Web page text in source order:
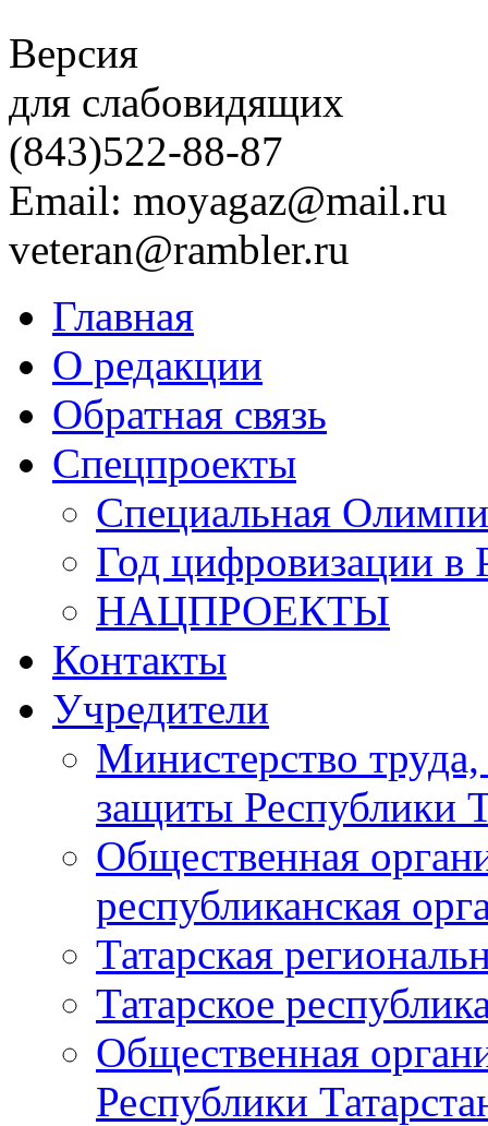
Версия
для слабовидящих
(843)522-88-87
Email: moyagaz@mail.ru
veteran@rambler.ru
Главная
О редакции
Обратная связь
Спецпроекты
Специальная
Год цифровизации в
НАЦПРОЕКТЫ
Контакты
Учредители
Министерство
защиты Республики
Общественная
республиканская
Татарская
Татарское
Общественная
Республики